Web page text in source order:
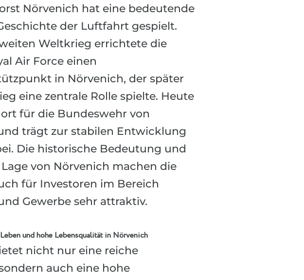
Nörvenich hat eine bedeutende
der Luftfahrt gespielt.
Weltkrieg errichtete die
Air Force einen
in Nörvenich, der später
eine zentrale Rolle spielte. Heute
für die Bundeswehr von
trägt zur stabilen Entwicklung
Die historische Bedeutung und
von Nörvenich machen die
für Investoren im Bereich
Gewerbe sehr attraktiv.
und hohe Lebensqualität in Nörvenich
nicht nur eine reiche
auch eine hohe